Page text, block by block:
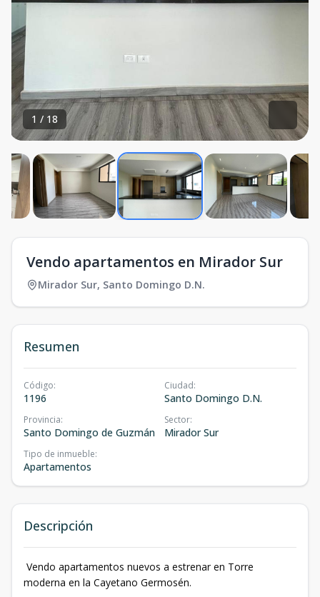
1 / 18
Vendo apartamentos en Mirador Sur
Mirador Sur, Santo Domingo D.N.
Resumen
Código:
1196
Ciudad:
Santo Domingo D.N.
Provincia:
Santo Domingo de Guzmán
Sector:
Mirador Sur
Tipo de inmueble:
Apartamentos
Descripción
Vendo apartamentos nuevos a estrenar en Torre
moderna en la Cayetano Germosén.